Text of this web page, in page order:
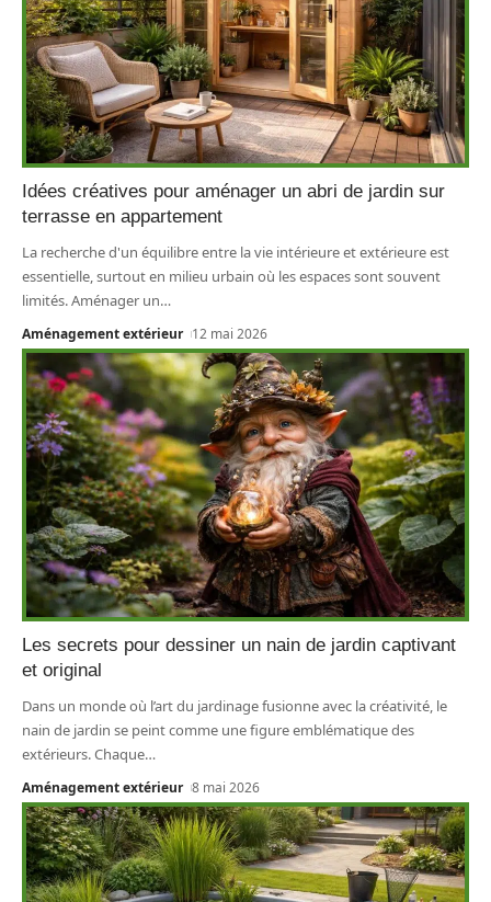
Idées créatives pour aménager un abri de jardin sur
terrasse en appartement
La recherche d'un équilibre entre la vie intérieure et extérieure est
essentielle, surtout en milieu urbain où les espaces sont souvent
limités. Aménager un…
Aménagement extérieur 12 mai 2026
Les secrets pour dessiner un nain de jardin captivant
et original
Dans un monde où l’art du jardinage fusionne avec la créativité, le
nain de jardin se peint comme une figure emblématique des
extérieurs. Chaque…
Aménagement extérieur 8 mai 2026